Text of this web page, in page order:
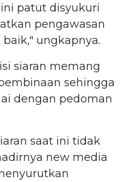
patut disyukuri
pengawasan
ungkapnya.
siaran memang
sehingga
dengan pedoman
saat ini tidak
new media